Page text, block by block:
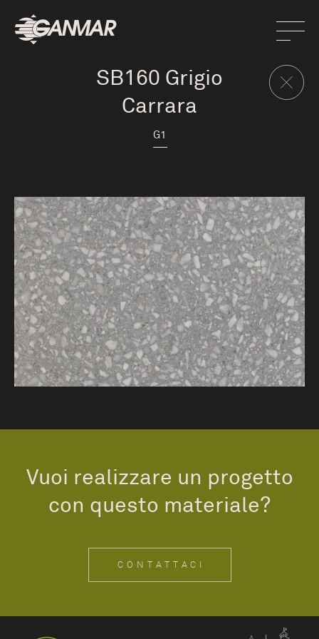
SB160 Grigio
Carrara
G1
Vuoi realizzare un progetto
con questo materiale?
CONTATTACI